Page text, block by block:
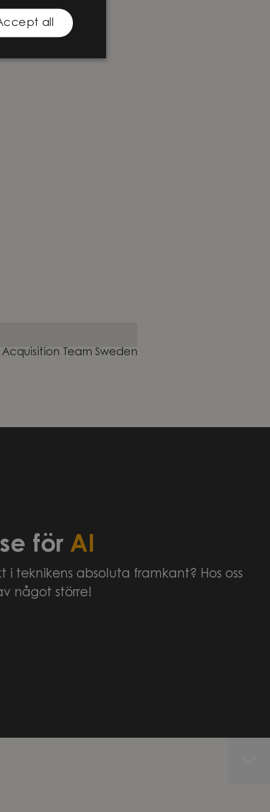
Team Sweden
för AI
teknikens absoluta framkant? Hos oss
något större!
all